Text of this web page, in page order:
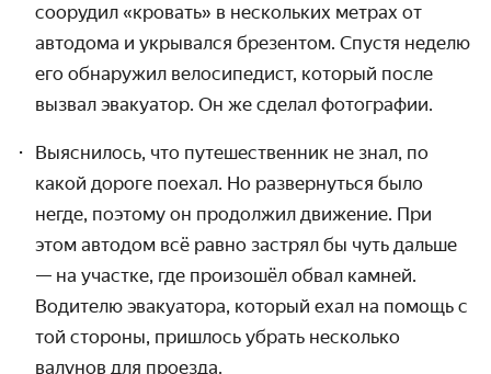
соорудил «кровать» в нескольких метрах от
автодома и укрывался брезентом. Спустя неделю
его обнаружил велосипедист, который после
вызвал эвакуатор. Он же сделал фотографии.
Выяснилось, что путешественник не знал, по
какой дороге поехал. Но развернуться было
негде, поэтому он продолжил движение. При
этом автодом всё равно застрял бы чуть дальше
— на участке, где произошёл обвал камней.
Водителю эвакуатора, который ехал на помощь с
той стороны, пришлось убрать несколько
валунов для проезда.